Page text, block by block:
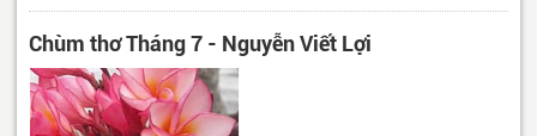
Chùm thơ Tháng 7 - Nguyễn Viết Lợi